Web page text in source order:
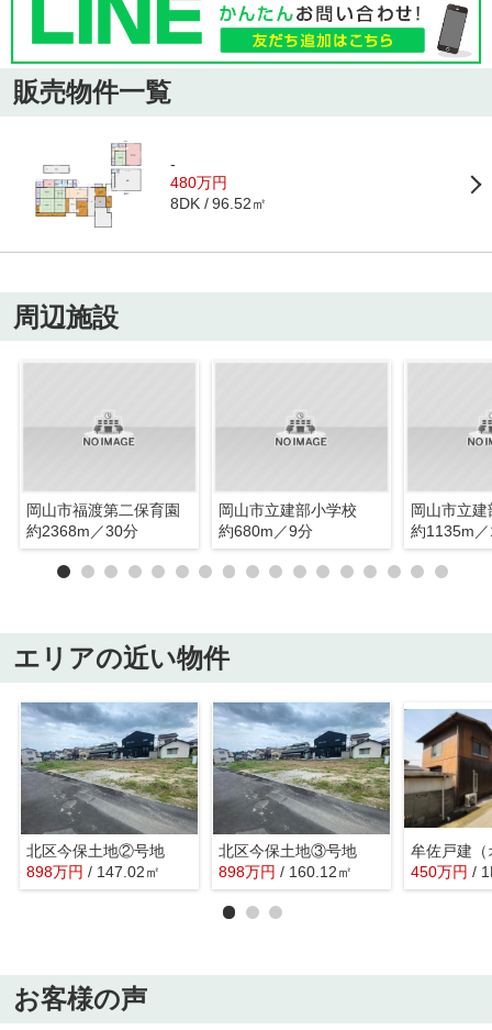
販売物件一覧
-
480万円
8DK 96.52㎡
周辺施設
岡山市福渡第二保育園
約2368m／30分
岡山市立建部小学校
約680m／9分
岡山市立
約1135m
エリアの近い物件
北区今保土地②号地
898万円 / 147.02㎡
北区今保土地③号地
898万円 / 160.12㎡ 450万円 /
お客様の声